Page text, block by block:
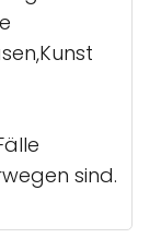
sind.